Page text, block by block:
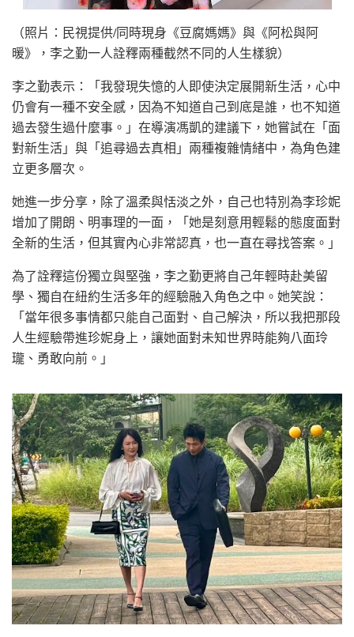
（照片：民視提供/同時現身《豆腐媽媽》與《阿松與阿
暖》，李之勤一人詮釋兩種截然不同的人生樣貌）
李之勤表示：「我發現失憶的人即使決定展開新生活，心中
仍會有一種不安全感，因為不知道自己到底是誰，也不知道
過去發生過什麼事。」在導演馮凱的建議下，她嘗試在「面
對新生活」與「追尋過去真相」兩種複雜情緒中，為角色建
立更多層次。
她進一步分享，除了溫柔與恬淡之外，自己也特別為李珍妮
增加了開朗、明事理的一面，「她是刻意用輕鬆的態度面對
全新的生活，但其實內心非常認真，也一直在尋找答案。」
為了詮釋這份獨立與堅強，李之勤更將自己年輕時赴美留
學、獨自在紐約生活多年的經驗融入角色之中。她笑說：
「當年很多事情都只能自己面對、自己解決，所以我把那段
人生經驗帶進珍妮身上，讓她面對未知世界時能夠八面玲
瓏、勇敢向前。」